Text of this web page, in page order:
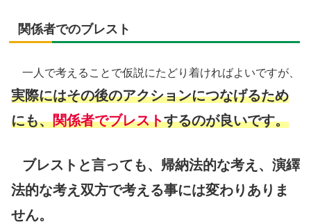
関係者でのブレスト
一人で考えることで仮説にたどり着ければよいですが、
実際にはその後のアクションにつなげるため
にも、関係者でブレストするのが良いです。
ブレストと言っても、帰納法的な考え、演繹
法的な考え双方で考える事には変わりありま
せん。